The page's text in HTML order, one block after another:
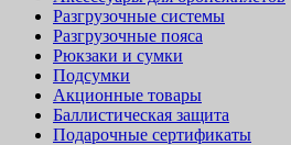
Разгрузочные системы
Разгрузочные пояса
Рюкзаки и сумки
Подсумки
Акционные товары
Баллистическая защита
Подарочные сертификаты